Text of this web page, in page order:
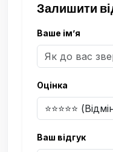
Залишити
Ваше ім’я
Оцінка
Ваш відгук